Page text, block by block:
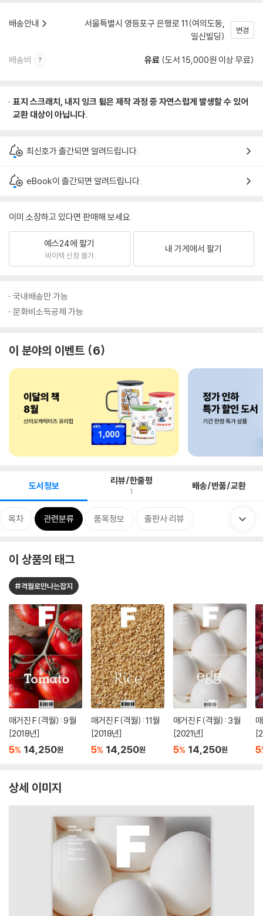
배송안내
서울특별시 영등포구 은행로 11(여의도동,
일신빌딩)
변경
배송비 유료 (도서 15,000원 이상 무료)
표지 스크래치, 내지 잉크 튐은 제작 과정 중 자연스럽게 발생할 수 있어
교환 대상이 아닙니다.
최신호가 출간되면 알려드립니다.
eBook이 출간되면 알려드립니다.
이미 소장하고 있다면 판매해 보세요.
예스24에 팔기
바이백 신청 불가
내 가게에서 팔기
국내배송만 가능
문화비소득공제 가능
이 분야의 이벤트 6
도서정보 리뷰/한줄평
1 배송/반품/교환
목차 관련분류 품목정보 출판사 리뷰
이 상품의 태그
#격월로만나는잡지
매거진 F (격월) : 9월
[2018년]
5% 14,250원
매거진 F (격월) : 11월
[2018년]
5% 14,250원
매거진 F (격월) : 3월
[2021년]
5% 14,250원 5
상세 이미지